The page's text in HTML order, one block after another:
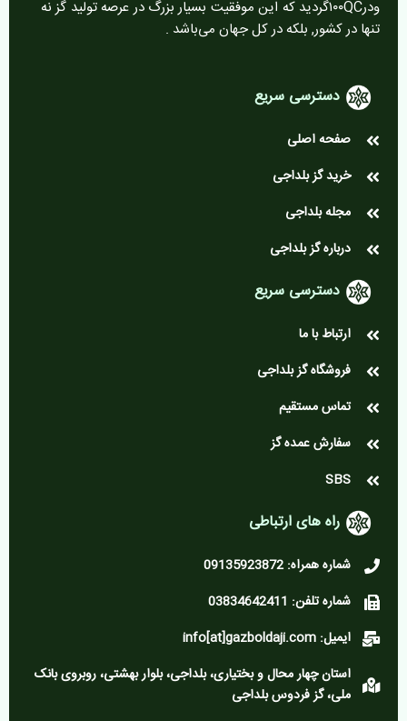
ودر۱۰۰QCگردید که این موفقیت بسیار بزرگ در عرصه تولید گز نه
تنها در کشور, بلکه در کل جهان می‌باشد .
دسترسی سریع
صفحه اصلی
خرید گز بلداجی
مجله بلداجی
درباره گز بلداجی
دسترسی سریع
ارتباط با ما
فروشگاه گز بلداجی
تماس مستقیم
سفارش عمده گز
SBS
راه های ارتباطی
شماره همراه: 09135923872
شماره تلفن: 03834642411
ایمیل: info[at]gazboldaji.com
استان چهار محال و بختیاری، بلداجی، بلوار بهشتی، روبروی بانک
ملی، گز فردوس بلداجی